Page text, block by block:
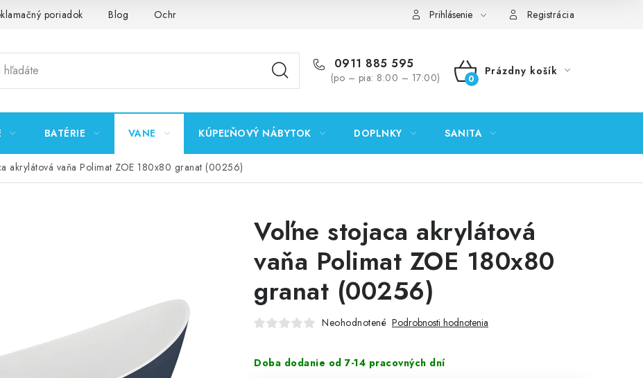
poriadok Blog Ochrana osobných údajov GDPR Predajňa Nitra Formulár na vrátenie tovaru
Prihlásenie Registrácia
0911 885 595
(po – pia: 8:00 – 17:00)
NÁKUPNÝ
Prázdny košík
BATÉRIE VANE KÚPEĽŇOVÝ NÁBYTOK DOPLNKY SANITA
akrylátová vaňa Polimat ZOE 180x80 granat (00256)
Voľne stojaca akrylátová
vaňa Polimat ZOE 180x80
granat (00256)
Neohodnotené Podrobnosti hodnotenia
Doba dodanie od 7-14 pracovných dní